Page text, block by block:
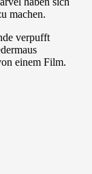
machen.
verpufft
einem Film.